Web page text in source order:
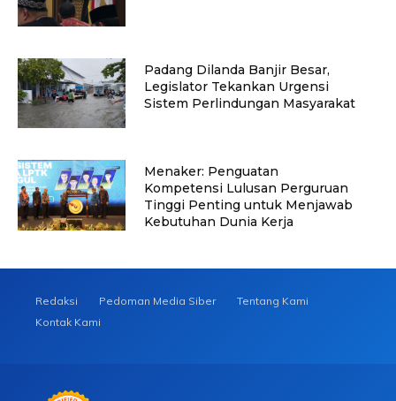
Padang Dilanda Banjir Besar,
Legislator Tekankan Urgensi
Sistem Perlindungan Masyarakat
Menaker: Penguatan
Kompetensi Lulusan Perguruan
Tinggi Penting untuk Menjawab
Kebutuhan Dunia Kerja
Redaksi Pedoman Media Siber
Tentang Kami
Kontak Kami